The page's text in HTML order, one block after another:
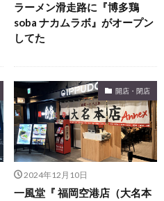
ラーメン滑走路に『博多鶏
soba ナカムラボ』がオープン
してた
開店・閉店
2024年12月10日
一風堂『 福岡空港店（大名本